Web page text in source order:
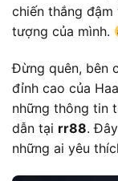
chiến thắng
tượng của mình.
Đừng quên, bên
đỉnh cao của
những thông tin
dẫn tại rr88.
những ai yêu